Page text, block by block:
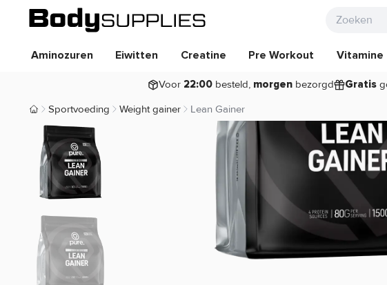
Aminozuren Eiwitten Creatine Pre Workout Vitamine
Voor 22:00besteld, morgenbezorgd Gratis
Body Supplies | Sportvoeding en Supplementen
Sportvoeding Weight gainer Lean Gainer